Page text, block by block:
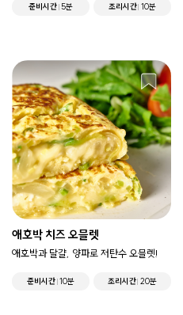
준비시간 5분 조리시간 10분
애호박 치즈 오믈렛
애호박과 달걀, 양파로 저탄수 오믈렛!
준비시간 10분 조리시간 20분